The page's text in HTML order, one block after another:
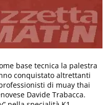
base tecnica la palestra
conquistato altrettanti
di muay thai
Davide Trabacca.